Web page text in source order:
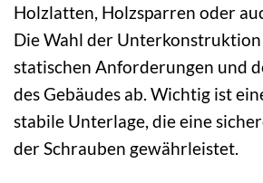
Holzlatten, Holzsparren oder
Die Wahl der
statischen Anforderungen und
des Gebäudes ab. Wichtig ist
stabile Unterlage, die eine
der Schrauben gewährleistet.